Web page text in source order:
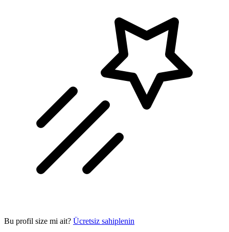
Bu profil size mi ait? Ücretsiz sahiplenin